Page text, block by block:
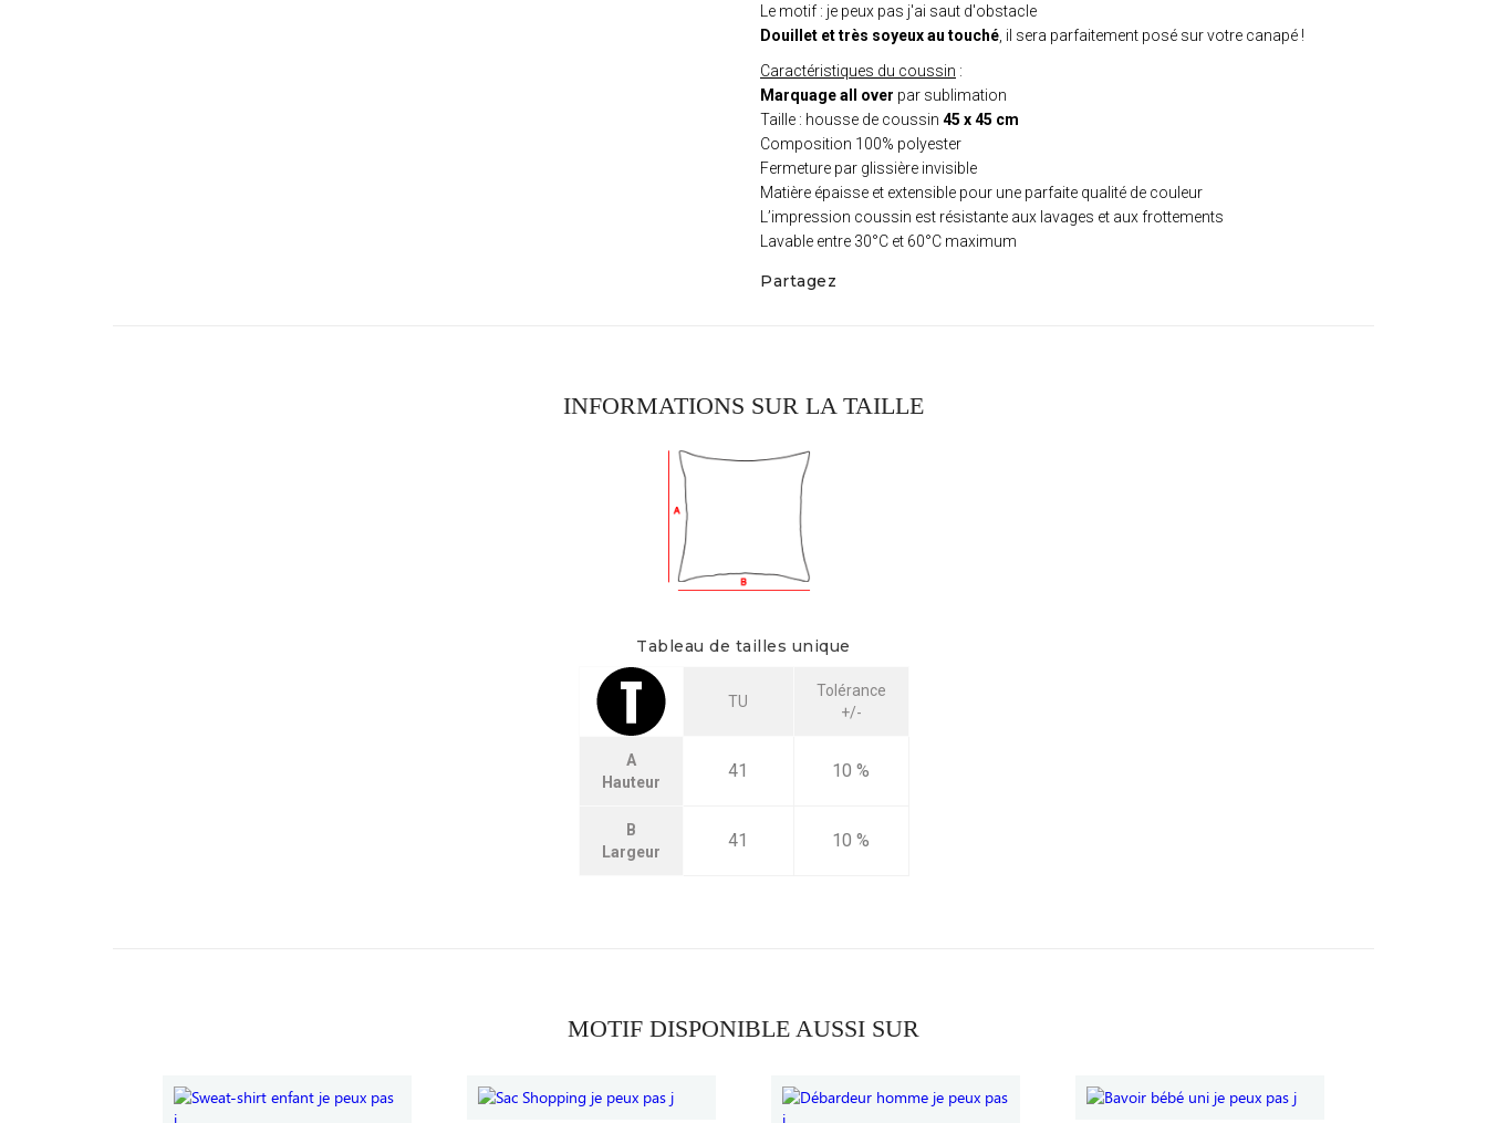
Le motif : je peux pas j'ai saut d'obstacle
Douillet et très soyeux au touché , il sera parfaitement posé sur votre canapé !
Caractéristiques du coussin :
Marquage all over par sublimation
Taille : housse de coussin 45 x 45 cm
Composition 100% polyester
Fermeture par glissière invisible
Matière épaisse et extensible pour une parfaite qualité de couleur
L’impression coussin est résistante aux lavages et aux frottements
Lavable entre 30°C et 60°C maximum
Partagez
INFORMATIONS SUR LA TAILLE
Tableau de tailles unique
TU
Tolérance
+/-
A
Hauteur
41 10 %
B
Largeur
41 10 %
MOTIF DISPONIBLE AUSSI SUR